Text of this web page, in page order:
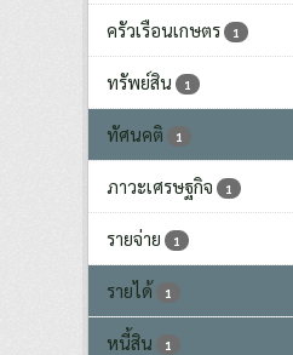
ครัวเรือนเกษตร 1
ทรัพย์สิน 1
ทัศนคติ 1
ภาวะเศรษฐกิจ 1
รายจ่าย 1
รายได้ 1
หนี้สิน 1